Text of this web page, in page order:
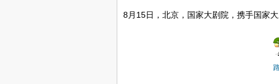
8月15日，北京，国家大剧院，携手国家